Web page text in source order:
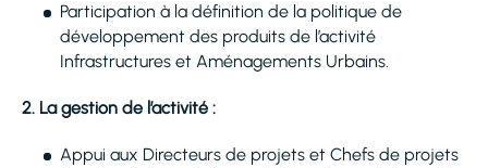
Participation à la définition de la politique de
développement des produits de l’activité
Infrastructures et Aménagements Urbains.
2. La gestion de l’activité :
Appui aux Directeurs de projets et Chefs de projets